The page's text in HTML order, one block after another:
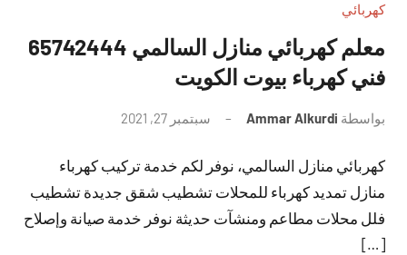
كهربائي
معلم كهربائي منازل السالمي 65742444
فني كهرباء بيوت الكويت
بواسطة Ammar Alkurdi سبتمبر 27, 2021
تعليقات
كهربائي منازل السالمي، نوفر لكم خدمة تركيب كهرباء
منازل تمديد كهرباء للمحلات تشطيب شقق جديدة تشطيب
فلل محلات مطاعم ومنشآت حديثة نوفر خدمة صيانة وإصلاح
[…]